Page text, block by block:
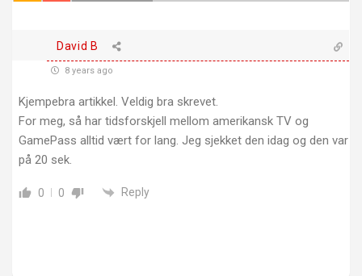
David B
8 years ago
Kjempebra artikkel. Veldig bra skrevet.
For meg, så har tidsforskjell mellom amerikansk TV og
GamePass alltid vært for lang. Jeg sjekket den idag og den var
på 20 sek.
0 0 Reply